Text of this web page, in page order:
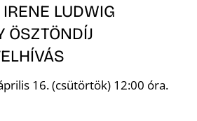
LUDWIG
ÖSZTÖNDÍJ
16. (csütörtök) 12:00 óra.